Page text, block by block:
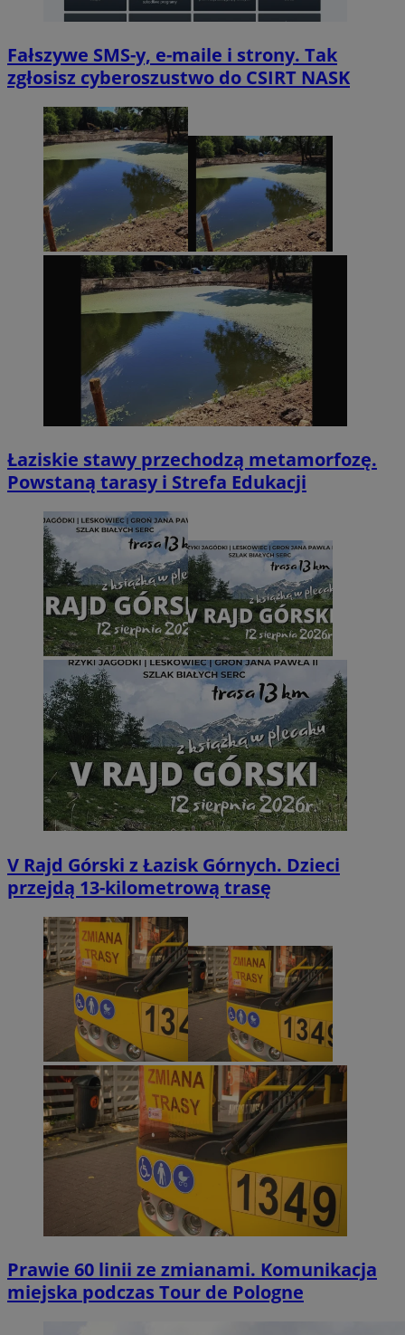
Fałszywe SMS-y, e-maile i strony. Tak
zgłosisz cyberoszustwo do CSIRT NASK
Łaziskie stawy przechodzą metamorfozę.
Powstaną tarasy i Strefa Edukacji
V Rajd Górski z Łazisk Górnych. Dzieci
przejdą 13-kilometrową trasę
Prawie 60 linii ze zmianami. Komunikacja
miejska podczas Tour de Pologne